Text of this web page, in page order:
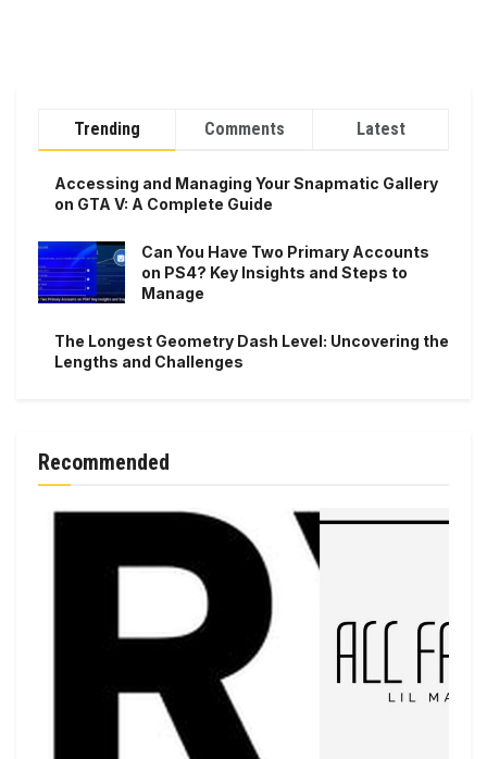
Trending Comments Latest
Accessing and Managing Your Snapmatic Gallery
on GTA V: A Complete Guide
Can You Have Two Primary Accounts
on PS4? Key Insights and Steps to
Manage
The Longest Geometry Dash Level: Uncovering the
Lengths and Challenges
Recommended